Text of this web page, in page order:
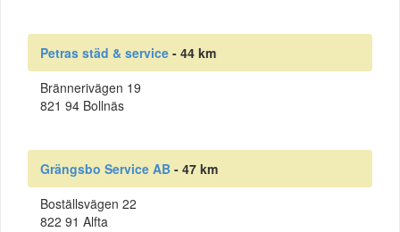
Petras städ & service - 44 km
Brännerivägen 19
821 94 Bollnäs
Grängsbo Service AB - 47 km
Boställsvägen 22
822 91 Alfta